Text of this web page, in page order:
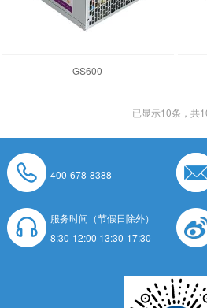
GS600
已显示10条，共
400-678-8388
服务时间（节假日除外）
8:30-12:00 13:30-17:30